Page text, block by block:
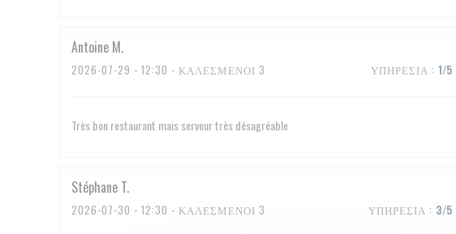
Antoine M
2026-07-29 - 12:30 - ΚΑΛΕΣΜΈΝΟΙ 3 ΥΠΗΡΕΣΊΑ : 1/5
Très bon restaurant mais serveur très désagréable
Stéphane T
2026-07-30 - 12:30 - ΚΑΛΕΣΜΈΝΟΙ 3 ΥΠΗΡΕΣΊΑ : 3/5